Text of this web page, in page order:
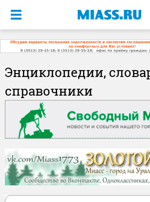
Меню
Энциклопедии,
справочники